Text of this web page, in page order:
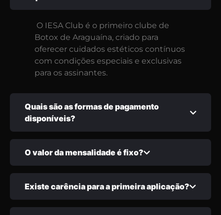
O IESA Club é o primeiro clube de
Botox de Araguaína, criado para
oferecer cuidados estéticos contínuos
com condições especiais e exclusivas
para os assinantes.
Quais são as formas de pagamento
disponíveis?
O valor da mensalidade é fixo?
Existe carência para a primeira aplicação?